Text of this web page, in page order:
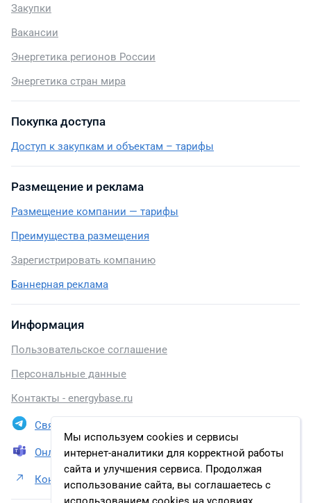
Мы используем cookies и сервисы
интернет-аналитики для корректной работы
сайта и улучшения сервиса. Продолжая
использование сайта, вы соглашаетесь с
Закупки
Вакансии
Энергетика регионов России
Энергетика стран мира
Покупка доступа
Доступ к закупкам и объектам – тарифы
Размещение и реклама
Размещение компании — тарифы
Преимущества размещения
Зарегистрировать компанию
Баннерная реклама
Информация
Пользовательское соглашение
Персональные данные
Контакты - energybase.ru
Связаться в Telegram
Онлайн презентация
Контакты ООО «Завод инновационных технологий»